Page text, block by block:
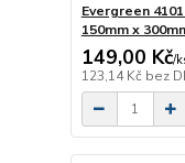
Evergreen
150mm x
149,00 Kč/
123,14 Kč bez